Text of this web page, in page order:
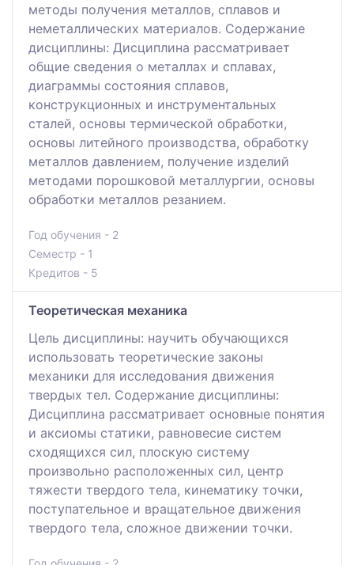
методы получения металлов, сплавов и
неметаллических материалов. Содержание
дисциплины: Дисциплина рассматривает
общие сведения о металлах и сплавах,
диаграммы состояния сплавов,
конструкционных и инструментальных
сталей, основы термической обработки,
основы литейного производства, обработку
металлов давлением, получение изделий
методами порошковой металлургии, основы
обработки металлов резанием.
Год обучения - 2
Семестр - 1
Кредитов - 5
Теоретическая механика
Цель дисциплины: научить обучающихся
использовать теоретические законы
механики для исследования движения
твердых тел. Содержание дисциплины:
Дисциплина рассматривает основные понятия
и аксиомы статики, равновесие систем
сходящихся сил, плоскую систему
произвольно расположенных сил, центр
тяжести твердого тела, кинематику точки,
поступательное и вращательное движения
твердого тела, сложное движении точки.